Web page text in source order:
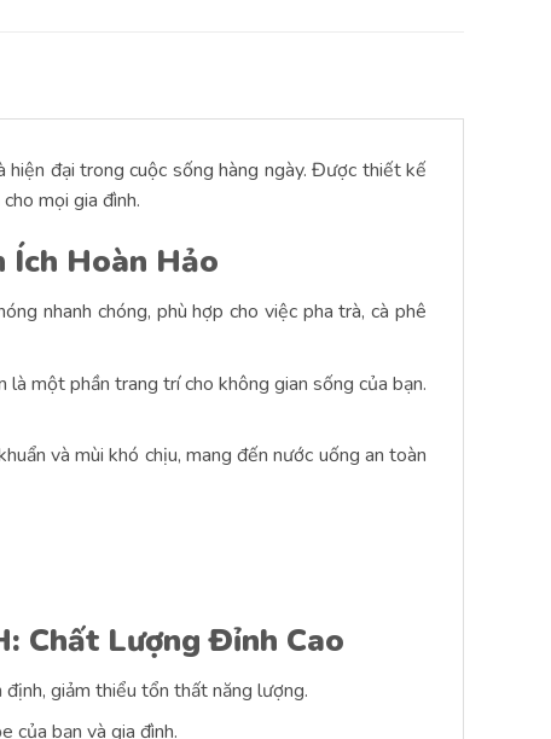
đại trong cuộc sống hàng ngày. Được thiết kế
mọi gia đình.
Ích Hoàn Hảo
nhanh chóng, phù hợp cho việc pha trà, cà phê
một phần trang trí cho không gian sống của bạn.
và mùi khó chịu, mang đến nước uống an toàn
Chất Lượng Đỉnh Cao
giảm thiểu tổn thất năng lượng.
của bạn và gia đình.